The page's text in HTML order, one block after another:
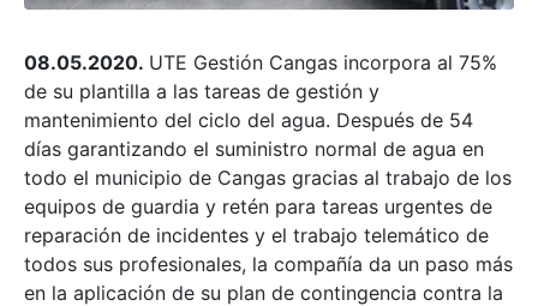
08.05.2020. UTE Gestión Cangas incorpora al 75%
de su plantilla a las tareas de gestión y
mantenimiento del ciclo del agua. Después de 54
días garantizando el suministro normal de agua en
todo el municipio de Cangas gracias al trabajo de los
equipos de guardia y retén para tareas urgentes de
reparación de incidentes y el trabajo telemático de
todos sus profesionales, la compañía da un paso más
en la aplicación de su plan de contingencia contra la